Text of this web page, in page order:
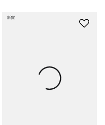
新貨